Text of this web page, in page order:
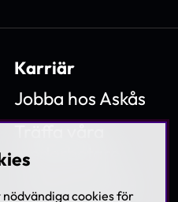
Karriär
Jobba hos Askås
Träffa våra
medarbetare
Lediga tjänster
cookies för